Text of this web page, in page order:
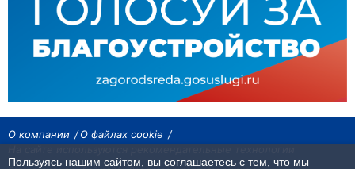
О компании
О файлах cookie
Пользуясь нашим сайтом, вы соглашаетесь с тем, что мы